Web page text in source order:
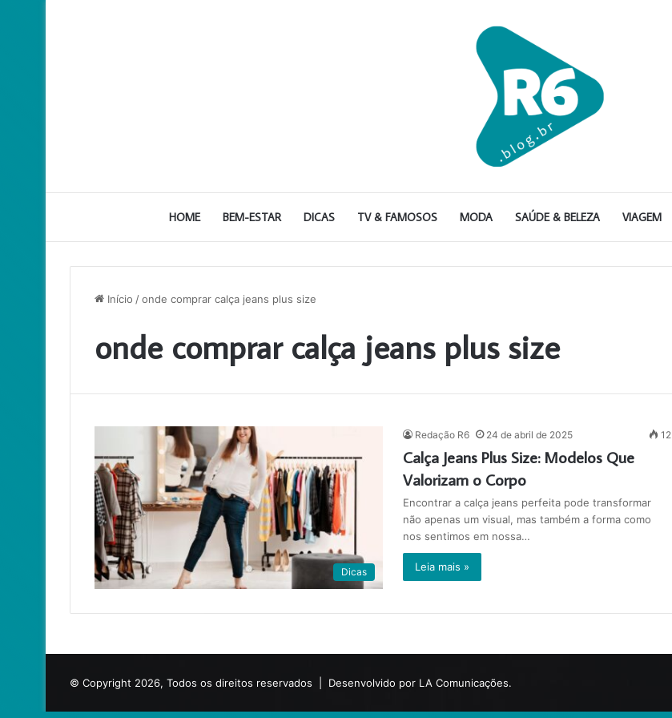
HOME BEM-ESTAR DICAS TV & FAMOSOS MODA SAÚDE & BELEZA VIAGEM
Início /onde comprar calça jeans plus size
onde comprar calça jeans plus size
Dicas
Redação R6 24 de abril de 2025 12
Calça Jeans Plus Size: Modelos Que
Valorizam o Corpo
Encontrar a calça jeans perfeita pode transformar
não apenas um visual, mas também a forma como
nos sentimos em nossa…
Leia mais »
© Copyright 2026, Todos os direitos reservados | Desenvolvido por LA Comunicações.